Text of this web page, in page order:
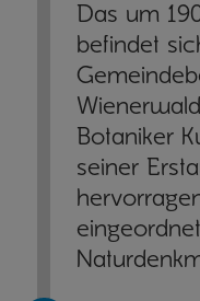
Das um
befindet
Botaniker
seiner